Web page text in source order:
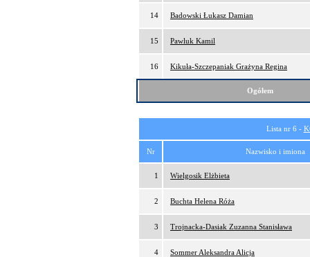
14 Badowski Łukasz Damian
15 Pawluk Kamil
16 Kikuła-Szczepaniak Grażyna Regina
Ogółem
Lista nr 6 -
Nr Nazwisko i imiona
1 Wielgosik Elżbieta
2 Buchta Helena Róża
3 Trojnacka-Dasiak Zuzanna Stanisława
4 Sommer Aleksandra Alicja